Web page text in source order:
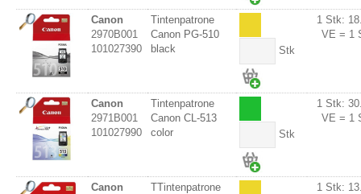
Canon
2970B001
101027390
Tintenpatrone
Canon PG-510
black
Stk
1 Stk:
VE = 1
Canon
2971B001
101027990
Tintenpatrone
Canon CL-513
color
Stk
1 Stk:
VE = 1
Canon
TTintenpatrone
1 Stk: